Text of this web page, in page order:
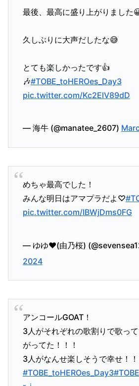
最後、最高に盛り上がりました
久しぶりに大声だしたな😅
とても楽しかったです👍
🎶#TOBE_toHEROes_Day3
pic.twitter.com/Kc2ElV89dD
— 海牛 (@manatee_2607)
めちゃ最高でした！
みんな明日はアマプラだよ♡
pic.twitter.com/IBWjDms0FG
— ゆゆ♥️(由乃桜)
2024
アンコールGOAT！
3人がそれぞれの歌割りで歌っ
がってた！！！
3人がなんせ楽しそうで幸せ！！
#TOBE_toHEROes_Day3